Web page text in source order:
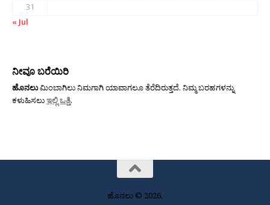
31
« Jul
ನೀವೂ ಬರೆಯಿರಿ
ಹೊನಲುಮಿಂಬಾಗಿಲು ನಿಮಗಾಗಿ ಯಾವಾಗಲೂ ತೆರೆದಿರುತ್ತದೆ. ನಿಮ್ಮ ಬರಹಗಳನ್ನು
ಕಳುಹಿಸಲುಇಲ್ಲಿ ಒತ್ತಿ.
ಹೊನಲು © 2026.